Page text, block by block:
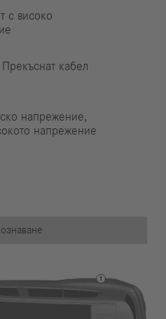
с високо
Прекъснат кабел
напрежение,
напрежение